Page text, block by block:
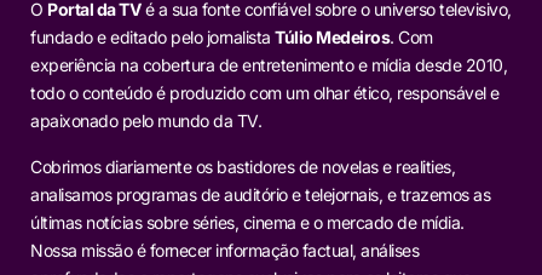
O Portal da TVé a sua fonte confiável sobre o universo televisivo,
fundado e editado pelo jornalista Túlio Medeiros. Com
experiência na cobertura de entretenimento e mídia desde 2010,
todo o conteúdo é produzido com um olhar ético, responsável e
apaixonado pelo mundo da TV.
Cobrimos diariamente os bastidores de novelas e realities,
analisamos programas de auditório e telejornais, e trazemos as
últimas notícias sobre séries, cinema e o mercado de mídia.
Nossa missão é fornecer informação factual, análises